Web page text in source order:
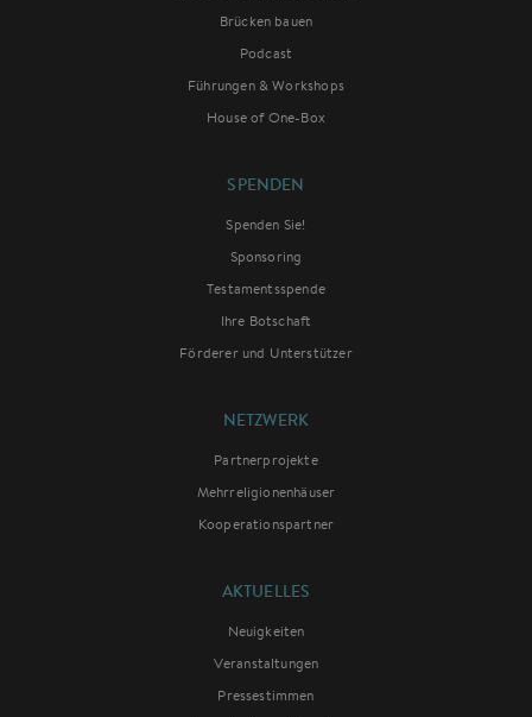
Brücken bauen
Podcast
Führungen & Workshops
House of One-Box
SPENDEN
Spenden Sie!
Sponsoring
Testamentsspende
Ihre Botschaft
Förderer und Unterstützer
NETZWERK
Partnerprojekte
Mehrreligionenhäuser
Kooperationspartner
AKTUELLES
Neuigkeiten
Veranstaltungen
Pressestimmen